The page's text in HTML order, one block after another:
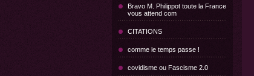
Bravo M. Philippot toute la France
vous attend com
CITATIONS
comme le temps passe !
covidisme ou Fascisme 2.0